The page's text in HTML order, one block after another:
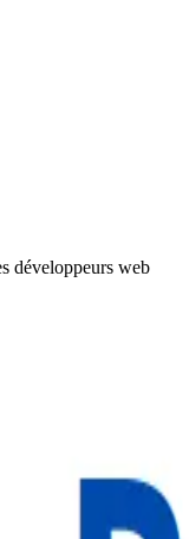
développeurs web